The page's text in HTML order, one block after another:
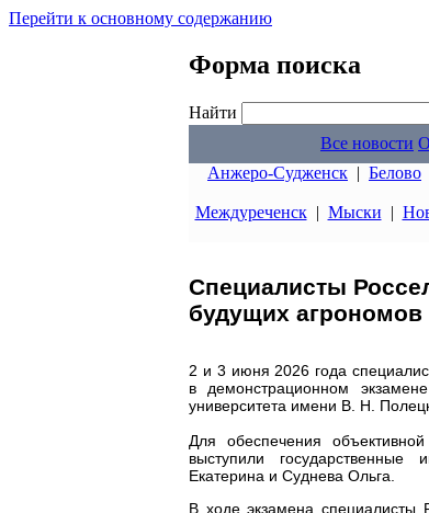
Перейти к основному содержанию
Форма поиска
Найти
Все новости
Анжеро-Судженск | Белово
Междуреченск| Мыски |
Специалисты
будущих агрономов
2 и 3 июня 2026 года
в демонстрационном
университета имени В. Н.
Для обеспечения
выступили государственные
Екатерина и Суднева Ольга.
В ходе экзамена специалисты